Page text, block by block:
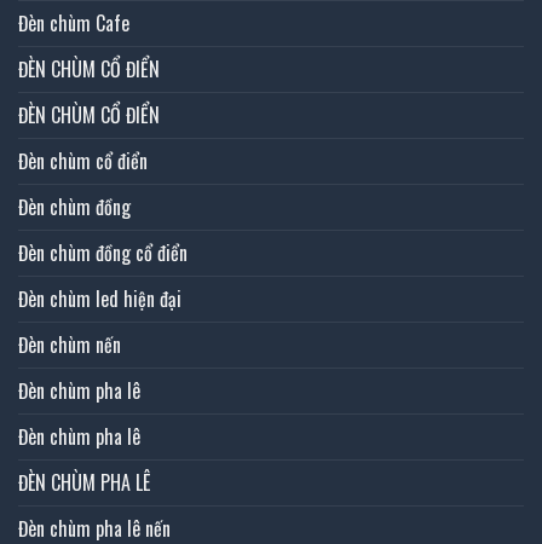
Đèn chùm Cafe
ĐÈN CHÙM CỔ ĐIỂN
ĐÈN CHÙM CỔ ĐIỂN
Đèn chùm cổ điển
Đèn chùm đồng
Đèn chùm đồng cổ điển
Đèn chùm led hiện đại
Đèn chùm nến
Đèn chùm pha lê
Đèn chùm pha lê
ĐÈN CHÙM PHA LÊ
Đèn chùm pha lê nến